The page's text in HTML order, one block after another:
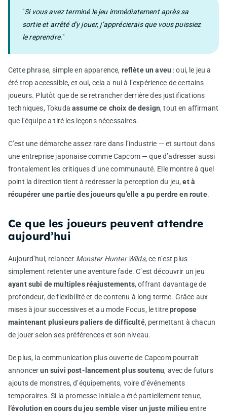
"Si vous avez terminé le jeu immédiatement après sa
sortie et arrêté d'y jouer, j’apprécierais que vous puissiez
le reprendre."
Cette phrase, simple en apparence, reflète un aveu : oui, le jeu a
été trop accessible, et oui, cela a nui à l’expérience de certains
joueurs. Plutôt que de se retrancher derrière des justifications
techniques, Tokudaassume ce choix de design, tout en affirmant
que l’équipe a tiré les leçons nécessaires.
C’est une démarche assez rare dans l’industrie — et surtout dans
une entreprise japonaise comme Capcom — que d’adresser aussi
frontalement les critiques d’une communauté. Elle montre à quel
point la direction tient à redresser la perception du jeu,et à
récupérer une partie des joueurs qu’elle a pu perdre en route.
Ce que les joueurs peuvent attendre
aujourd’hui
Aujourd’hui, relancer Monster Hunter Wilds, ce n’est plus
simplement retenter une aventure fade. C’est découvrir un jeu
ayant subi de multiples réajustements, offrant davantage de
profondeur, de flexibilité et de contenu à long terme. Grâce aux
mises à jour successives et au mode Focus, le titrepropose
maintenant plusieurs paliers de difficulté, permettant à chacun
de jouer selon ses préférences et son niveau.
De plus, la communication plus ouverte de Capcom pourrait
annoncerun suivi post-lancement plus soutenu, avec de futurs
ajouts de monstres, d’équipements, voire d’événements
temporaires. Si la promesse initiale a été partiellement tenue,
l’évolution en cours du jeu semble viser un juste milieu entre